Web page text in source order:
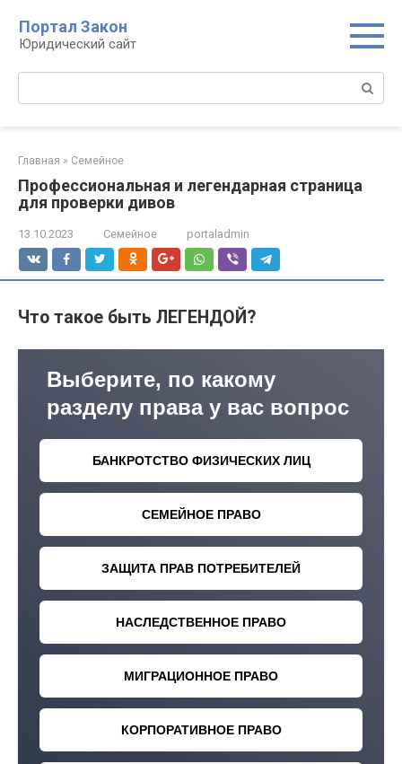
контенту
Портал Закон
Юридический сайт
Главная » Семейное
Профессиональная и легендарная страница
для проверки дивов
13.10.2023 Семейное portaladmin
Что такое быть ЛЕГЕНДОЙ?